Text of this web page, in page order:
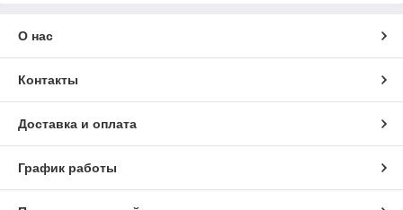
О нас
Контакты
Доставка и оплата
График работы